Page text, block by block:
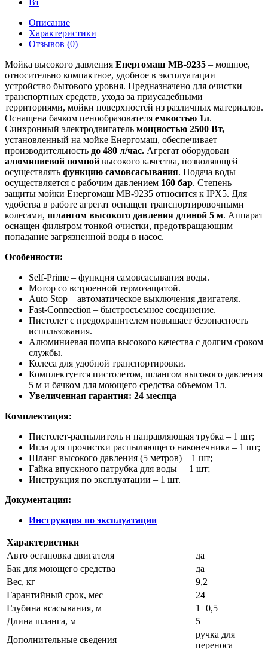
Описание
Характеристики
Отзывов (0)
Мойка высокого давления Енергомаш МВ-9235 – мощное,
относительно компактное, удобное в эксплуатации
устройство бытового уровня. Предназначено для очистки
транспортных средств, ухода за приусадебными
территориями, мойки поверхностей из различных материалов.
Оснащена бачком пенообразователя емкостью 1л.
Синхронный электродвигатель мощностью 2500 Вт,
установленный на мойке Енергомаш, обеспечивает
производительность до 480 л/час. Агрегат оборудован
алюминиевой помпой высокого качества, позволяющей
осуществлять функцию самовсасывания. Подача воды
осуществляется с рабочим давлением 160 бар. Степень
защиты мойки Енергомаш МВ-9235 относится к IPX5. Для
удобства в работе агрегат оснащен транспортировочными
колесами, шлангом высокого давления длиной 5 м. Аппарат
оснащен фильтром тонкой очистки, предотвращающим
попадание загрязненной воды в насос.
Особенности:
Self-Prime – функция самовсасывания воды.
Мотор со встроенной термозащитой.
Auto Stop – автоматическое выключения двигателя.
Fast-Connection – быстросъемное соединение.
Пистолет с предохранителем повышает безопасность
использования.
Алюминиевая помпа высокого качества с долгим сроком
службы.
Колеса для удобной транспортировки.
Комплектуется пистолетом, шлангом высокого давления
5 м и бачком для моющего средства объемом 1л.
Увеличенная гарантия: 24 месяца
Комплектация:
Пистолет-распылитель и направляющая трубка – 1 шт;
Игла для прочистки распыляющего наконечника – 1 шт;
Шланг высокого давления (5 метров) – 1 шт;
Гайка впускного патрубка для воды – 1 шт;
Инструкция по эксплуатации – 1 шт.
Документация:
Инструкция по эксплуатации
Характеристики
Авто остановка двигателя
да
Бак для моющего средства
да
Вес, кг
9,2
Гарантийный срок, мес
24
Глубина всасывания, м
1±0,5
Длина шланга, м
5
Дополнительные сведения
ручка для
переноса